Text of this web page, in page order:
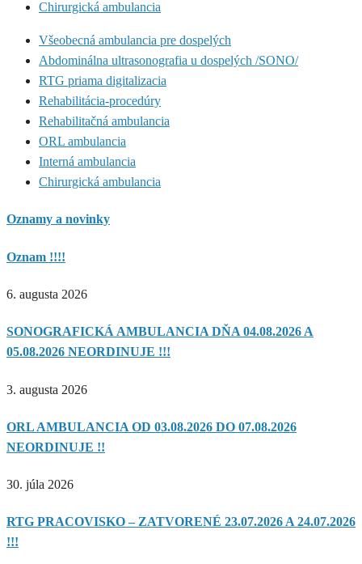
Chirurgická ambulancia
Všeobecná ambulancia pre dospelých
Abdominálna ultrasonografia u dospelých /SONO/
RTG priama digitalizacia
Rehabilitácia-procedúry
Rehabilitačná ambulancia
ORL ambulancia
Interná ambulancia
Chirurgická ambulancia
Oznamy a novinky
Oznam !!!!
6. augusta 2026
SONOGRAFICKÁ AMBULANCIA DŇA 04.08.2026 A
05.08.2026 NEORDINUJE !!!
3. augusta 2026
ORL AMBULANCIA OD 03.08.2026 DO 07.08.2026
NEORDINUJE !!
30. júla 2026
RTG PRACOVISKO – ZATVORENÉ 23.07.2026 A 24.07.2026
!!!